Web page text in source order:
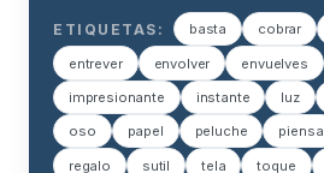
ETIQUETAS: basta cobrar
entrever envolver envuelves
impresionante instante luz
oso papel peluche piensa
regalo sutil tela toque